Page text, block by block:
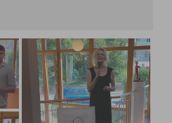
KW 30/2026